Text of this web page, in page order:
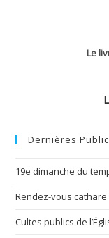
Le
Dernières
19e dimanche du
Rendez-vous cathare
Cultes publics de